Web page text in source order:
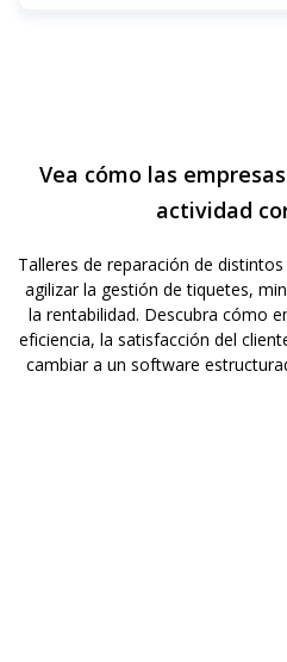
trabajo en menos tiempo.
Vea cómo las
actividad
Talleres de reparación de
agilizar la gestión de tiquetes,
la rentabilidad. Descubra cómo
eficiencia, la satisfacción del
cambiar a un software